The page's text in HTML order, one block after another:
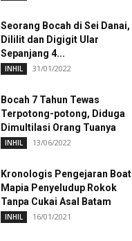
Seorang Bocah di Sei Danai,
Dililit dan Digigit Ular
Sepanjang 4...
INHIL 31/01/2022
Bocah 7 Tahun Tewas
Terpotong-potong, Diduga
Dimultilasi Orang Tuanya
INHIL 13/06/2022
Kronologis Pengejaran Boat
Mapia Penyeludup Rokok
Tanpa Cukai Asal Batam
INHIL 16/01/2021